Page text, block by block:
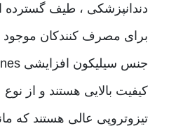
دندانپزشکی ، طیف گسترده
برای مصرف کنندکان موجود
تیزوتروپی عالی هستند که